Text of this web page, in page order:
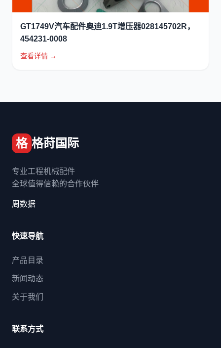
GT1749V汽车配件奥迪1.9T增压器028145702R，
454231-0008
查看详情 →
格 格莳国际
专业工程机械配件
全球值得信赖的合作伙伴
周数据
快速导航
产品目录
新闻动态
关于我们
联系方式